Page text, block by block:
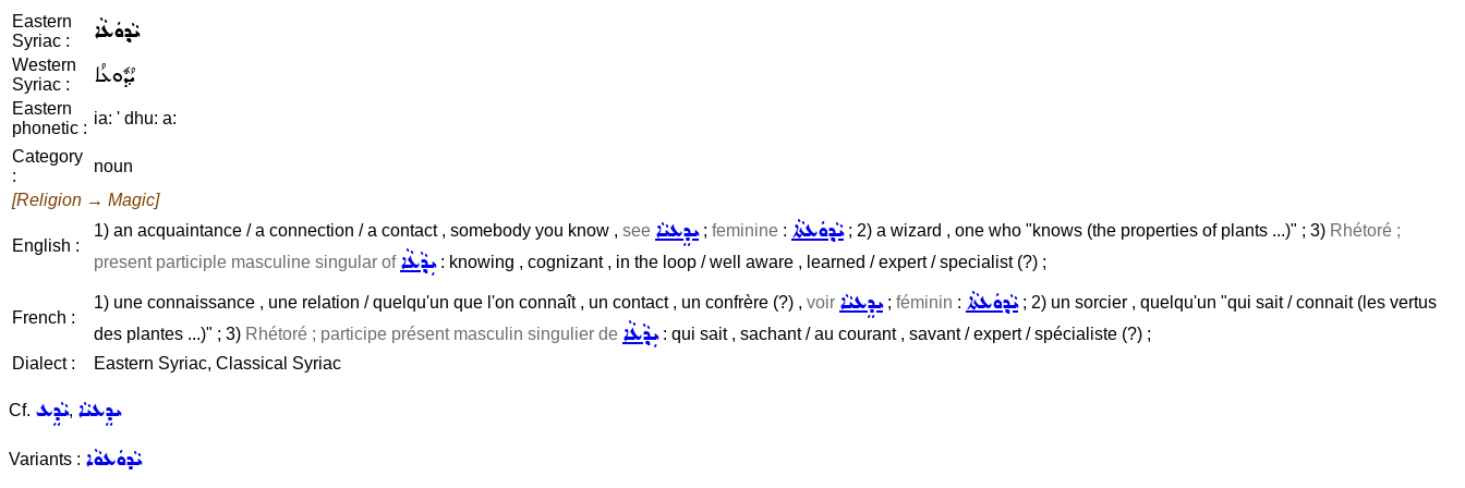
Eastern
Syriac :
ܝܵܕ݂ܘܿܥܵܐ
Western
Syriac :
ܝܳܕ݂ܽܘܥܳܐ
Eastern
phonetic :
ia: ' dhu: a:
Category
:
noun
[Religion → Magic]
English :
1) an acquaintance / a connection / a contact , somebody you know , see ܝܕܸܥܝܵܐ; feminine : ܝܵܕ݂ܘܿܥܬܵܐ; 2) a wizard , one who "knows (the properties of plants ...)" ; 3) Rhétoré ;
present participle masculine singular ofܝܼܕ݂ܵܥܵܐ: knowing , cognizant , in the loop / well aware , learned / expert / specialist (?) ;
French :
1) une connaissance , une relation / quelqu'un que l'on connaît , un contact , un confrère (?) , voir ܝܕܸܥܝܵܐ; féminin : ܝܵܕ݂ܘܿܥܬܵܐ; 2) un sorcier , quelqu'un "qui sait / connait (les vertus
des plantes ...)" ; 3) Rhétoré ; participe présent masculin singulier de ܝܼܕ݂ܵܥܵܐ: qui sait , sachant / au courant , savant / expert / spécialiste (?) ;
Dialect :
Eastern Syriac, Classical Syriac
Cf. ܝܵܕܸܥ, ܝܕܸܥܝܵܐ
Variants : ܝܵܕܘܿܥܘܵܐ